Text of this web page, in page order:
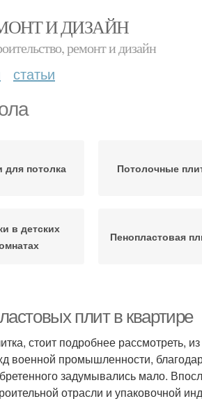
И ДИЗАЙН
ремонт и дизайн
статьи
для потолка Потолочные
в детских
Пенопластовая
плит в квартире
стоит подробнее рассмотреть,
военной промышленности,
задумывались мало.
отрасли и упаковочной